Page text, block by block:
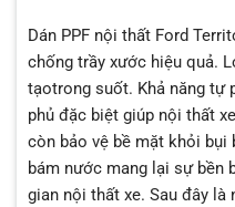
Dán PPF nội thất Ford
chống trầy xước hiệu quả.
tạotrong suốt. Khả năng tự
phủ đặc biệt giúp nội thất
còn bảo vệ bề mặt khỏi bụi
bám nước mang lại sự bền
gian nội thất xe. Sau đây